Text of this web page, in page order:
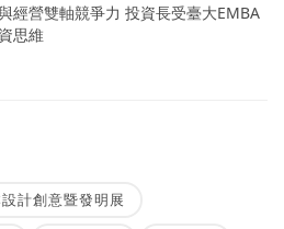
經營雙軸競爭力 投資長受臺大EMBA
思維
計創意暨發明展